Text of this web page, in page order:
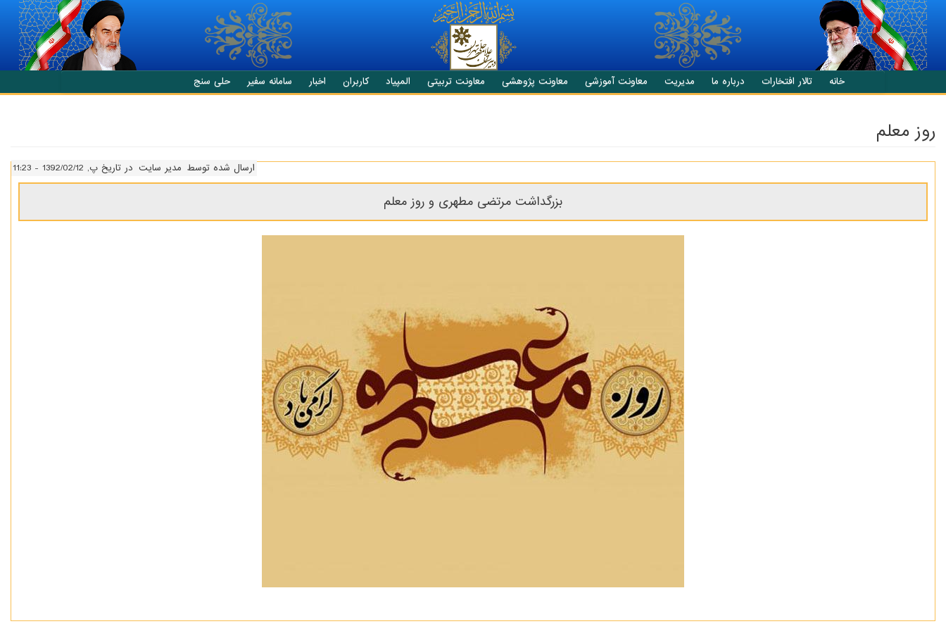
انتقال به محتوای اصلی
خانه تالار افتخارات درباره ما مدیریت معاونت آموزشی معاونت پژوهشی معاونت تربیتی المپیاد کاربران اخبار سامانه سفیر حلی سنج
روز معلم
ارسال شده توسط مدیر سایت در تاریخ پ, 1392/02/12 - 11:23
بزرگداشت مرتضی مطهری و روز معلم